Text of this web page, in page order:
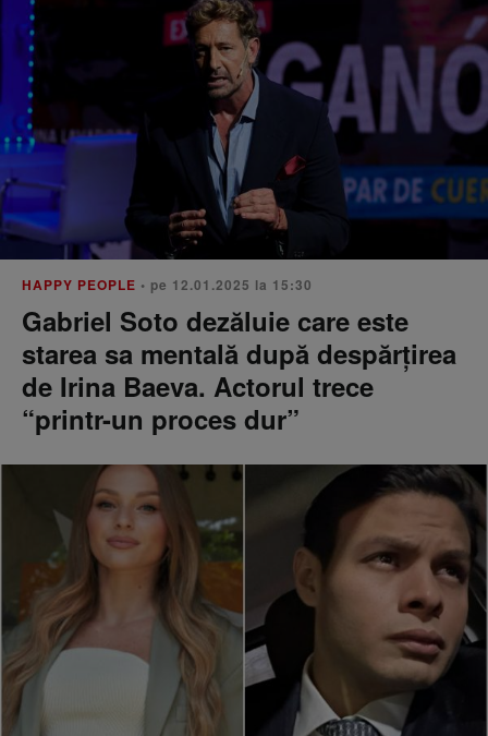
HAPPY PEOPLE • pe 12.01.2025 la 15:30
Gabriel Soto dezăluie care este
starea sa mentală după despărțirea
de Irina Baeva. Actorul trece
“printr-un proces dur”